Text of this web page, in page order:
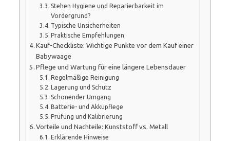
Stehen Hygiene und Reparierbarkeit im
Vordergrund?
Typische Unsicherheiten
Praktische Empfehlungen
Kauf-Checkliste: Wichtige Punkte vor dem Kauf einer
Babywaage
Pflege und Wartung für eine längere Lebensdauer
Regelmäßige Reinigung
Lagerung und Schutz
Schonender Umgang
Batterie- und Akkupflege
Prüfung und Kalibrierung
Vorteile und Nachteile: Kunststoff vs. Metall
Erklärende Hinweise